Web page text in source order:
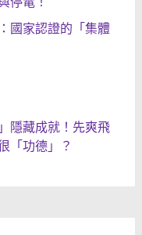
國家認證的「集體
隱藏成就！先爽飛
「功德」？